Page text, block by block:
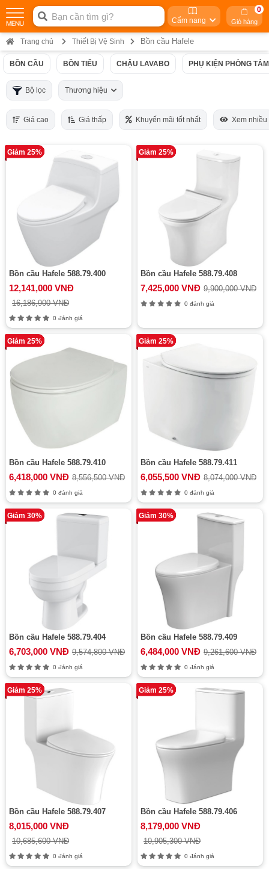
Cẩm nang Giỏ hàng
0
Trang chủ Thiết Bị Vệ Sinh Bồn cầu Hafele
BỒN CẦU BỒN TIỂU CHẬU LAVABO PHỤ KIỆN PHÒNG TẮM
Bộ lọc Thương hiệu
Giá cao Giá thấp Khuyến mãi tốt nhất Xem nhiều
Giảm 25%
Bồn cầu Hafele 588.79.400
12,141,000 VNĐ
16,186,900 VNĐ
0 đánh giá
Giảm 25%
Bồn cầu Hafele 588.79.408
7,425,000 VNĐ 9,900,000 VNĐ
0 đánh giá
Giảm 25%
Bồn cầu Hafele 588.79.410
6,418,000 VNĐ 8,556,500 VNĐ
0 đánh giá
Giảm 25%
Bồn cầu Hafele 588.79.411
6,055,500 VNĐ 8,074,000 VNĐ
0 đánh giá
Giảm 30%
Bồn cầu Hafele 588.79.404
6,703,000 VNĐ 9,574,800 VNĐ
0 đánh giá
Giảm 30%
Bồn cầu Hafele 588.79.409
6,484,000 VNĐ 9,261,600 VNĐ
0 đánh giá
Giảm 25%
Bồn cầu Hafele 588.79.407
8,015,000 VNĐ
10,685,600 VNĐ
0 đánh giá
Giảm 25%
Bồn cầu Hafele 588.79.406
8,179,000 VNĐ
10,905,300 VNĐ
0 đánh giá